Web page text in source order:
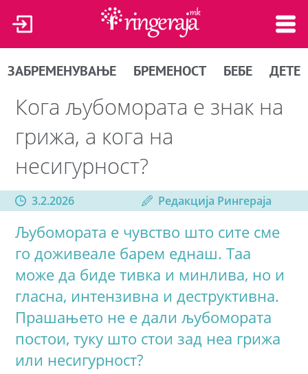
ЗАБРЕМЕНУВАЊЕ БРЕМЕНОСТ БЕБЕ ДЕТЕ
Кога љубомората е знак на
грижа, а кога на
несигурност?
3.2.2026 Редакција Рингераја
Љубомората е чувство што сите сме
го доживеале барем еднаш. Таа
може да биде тивка и минлива, но и
гласна, интензивна и деструктивна.
Прашањето не е дали љубомората
постои, туку што стои зад неа грижа
или несигурност?